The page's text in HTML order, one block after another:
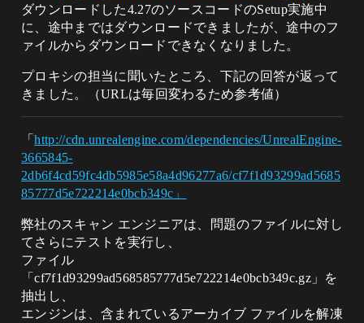
ダウンロードした4.27のソースコードのSetup実施中
に、途中まではダウンロードできましたが、途中のフ
ァイルからダウンロードできなくなりました。
プロキシの担当に聞いたところ、下記の回答が返って
きました。（URLは毎回変わるため参考値）
「http://cdn.unrealengine.com/dependencies/UnrealEngine-
3665845-
2db6f4cd59fc4db5985e58a4d96277a6/cf7f1d93299ad5685
85777d5e722214e0bcb349c」
弊社のスキャン エンジニアは、問題のファイルに対し
てさらにテストを実行し、
ファイル
「cf7f1d93299ad568585777d5e722214e0bcb349c.gz」を
抽出し、
エンジンは、含まれているアーカイブ ファイルを解凍